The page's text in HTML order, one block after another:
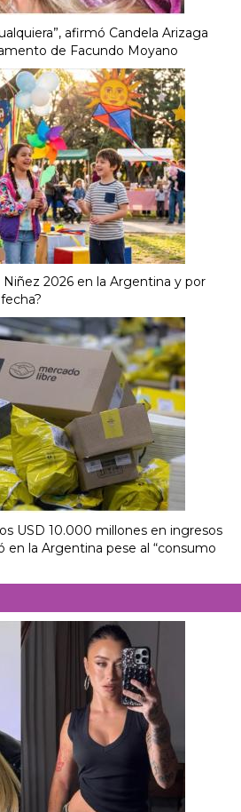
afirmó Candela Arizaga
de Facundo Moyano
Niñez 2026 en la Argentina y por
USD 10.000 millones en ingresos
en la Argentina pese al “consumo